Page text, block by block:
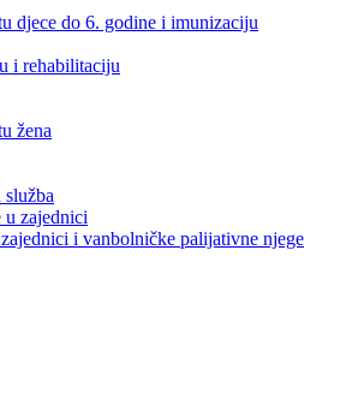
djece do 6. godine i imunizaciju
i rehabilitaciju
žena
u zajednici
i vanbolničke palijativne njege